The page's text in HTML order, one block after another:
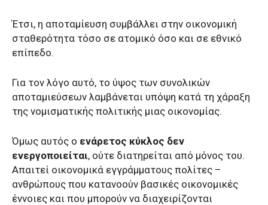
Έτσι, η αποταμίευση συμβάλλει στην οικονομική
σταθερότητα τόσο σε ατομικό όσο και σε εθνικό
επίπεδο.
Για τον λόγο αυτό, το ύψος των συνολικών
αποταμιεύσεων λαμβάνεται υπόψη κατά τη χάραξη
της νομισματικής πολιτικής μιας οικονομίας.
Όμως αυτός ο ενάρετος κύκλος δεν
ενεργοποιείται, ούτε διατηρείται από μόνος του.
Απαιτεί οικονομικά εγγράμματους πολίτες –
ανθρώπους που κατανοούν βασικές οικονομικές
έννοιες και που μπορούν να διαχειρίζονται